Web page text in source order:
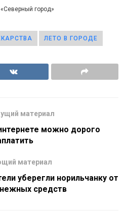
город»
ЛЕТО В ГОРОДЕ
материал
можно дорого
материал
уберегли норильчанку от
средств